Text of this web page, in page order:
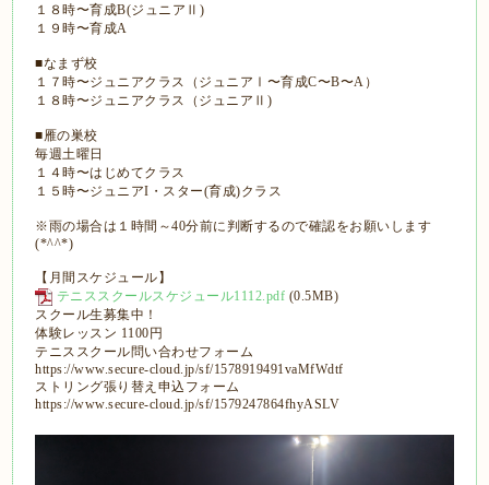
１８時〜育成B(ジュニアⅡ)
１９時〜育成A
■なまず校
１７時〜ジュニアクラス（ジュニアⅠ〜育成C〜B〜A）
１８時〜ジュニアクラス（ジュニアⅡ)
■雁の巣校
毎週土曜日
１４時〜はじめてクラス
１５時〜ジュニアI・スター(育成)クラス
※雨の場合は１時間～40分前に判断するので確認をお願いします
(*^^*)
【月間スケジュール】
テニススクールスケジュール1112.pdf (0.5MB)
スクール生募集中！
体験レッスン 1100円
テニススクール問い合わせフォーム
https://www.secure-cloud.jp/sf/1578919491vaMfWdtf
ストリング張り替え申込フォーム
https://www.secure-cloud.jp/sf/1579247864fhyASLV